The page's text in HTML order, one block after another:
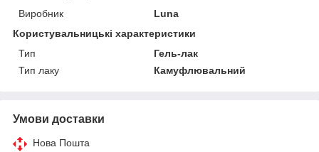
Виробник
Luna
Користувальницькі характеристики
Тип
Гель-лак
Тип лаку
Камуфлювальний
Умови доставки
Нова Пошта